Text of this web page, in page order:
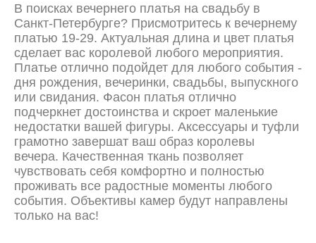
В поисках вечернего платья на свадьбу в
Санкт-Петербурге? Присмотритесь к вечернему
платью 19-29. Актуальная длина и цвет платья
сделает вас королевой любого мероприятия.
Платье отлично подойдет для любого события -
дня рождения, вечеринки, свадьбы, выпускного
или свидания. Фасон платья отлично
подчеркнет достоинства и скроет маленькие
недостатки вашей фигуры. Аксессуары и туфли
грамотно завершат ваш образ королевы
вечера. Качественная ткань позволяет
чувствовать себя комфортно и полностью
проживать все радостные моменты любого
события. Объективы камер будут направлены
только на вас!